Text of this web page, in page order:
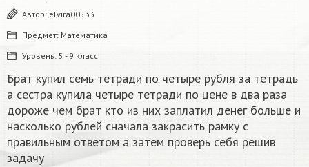
Автор: elvira00533
Предмет: Математика
Уровень: 5 - 9 класс
Брат купил семь тетради по четыре рубля за тетрадь
а сестра купила четыре тетради по цене в два раза
дороже чем брат кто из них заплатил денег больше и
насколько рублей сначала закрасить рамку с
правильным ответом а затем проверь себя решив
задачу